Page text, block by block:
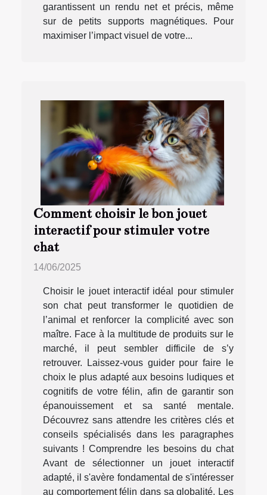
garantissent un rendu net et précis, même
sur de petits supports magnétiques. Pour
maximiser l’impact visuel de votre...
Comment choisir le bon jouet
interactif pour stimuler votre
chat
14/06/2025
Choisir le jouet interactif idéal pour stimuler
son chat peut transformer le quotidien de
l’animal et renforcer la complicité avec son
maître. Face à la multitude de produits sur le
marché, il peut sembler difficile de s’y
retrouver. Laissez-vous guider pour faire le
choix le plus adapté aux besoins ludiques et
cognitifs de votre félin, afin de garantir son
épanouissement et sa santé mentale.
Découvrez sans attendre les critères clés et
conseils spécialisés dans les paragraphes
suivants ! Comprendre les besoins du chat
Avant de sélectionner un jouet interactif
adapté, il s'avère fondamental de s'intéresser
au comportement félin dans sa globalité. Les